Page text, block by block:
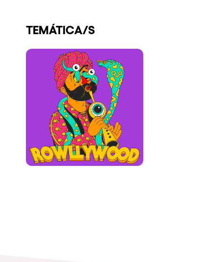
¿Quieres trabajar con nosotros?
elrow News
Síguenos en tiktok
Síguenos en facebook
Síguenos en instagram
Síguenos en twitter
Síguenos en linkedin
Síguenos en youtube
Política de Privacidad
Política de Cookies
Política de Sostenibilidad
TEMÁTICA/S